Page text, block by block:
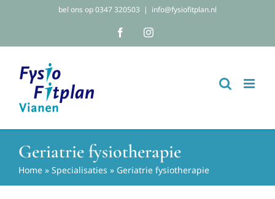
bel ons op 0347 320503 | info@fysiofitplan.nl
FacebookInstagram
Geriatrie fysiotherapie
Home » Specialisaties » Geriatrie fysiotherapie